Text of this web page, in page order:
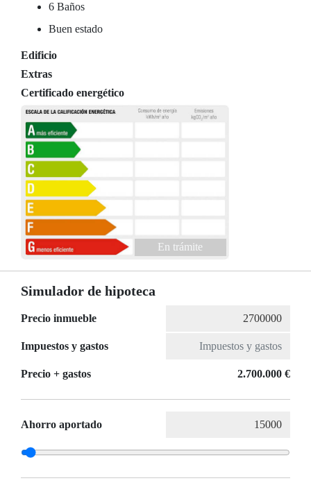
6 Baños
Buen estado
Edificio
Extras
Certificado energético
En trámite
Simulador de hipoteca
Precio inmueble
Impuestos y gastos
Precio + gastos 2.700.000 €
Ahorro aportado